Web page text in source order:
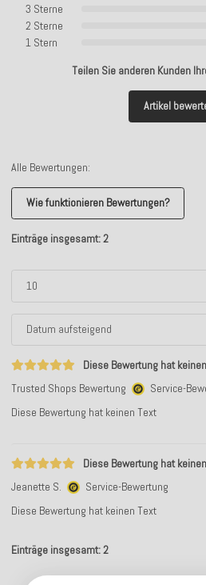
3 Sterne
2 Sterne
1 Stern
Teilen Sie anderen Kunden
Artikel
Alle Bewertungen:
Wie funktionieren Bewertungen?
Einträge insgesamt: 2
Diese Bewertung hat
Trusted Shops Bewertung
Service-
Diese Bewertung hat keinen Text
Diese Bewertung hat
Jeanette S.
Service-Bewertung
Diese Bewertung hat keinen Text
Einträge insgesamt: 2